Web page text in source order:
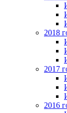
2018
2017
2016